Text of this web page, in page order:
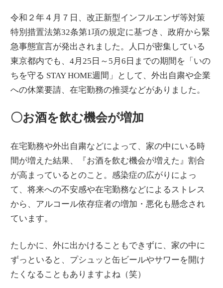
令和２年４月７日、改正新型インフルエンザ等対策
特別措置法第32条第1項の規定に基づき、政府から緊
急事態宣言が発出されました。人口が密集している
東京都内でも、4月25日～5月6日までの期間を「いの
ちを守る STAY HOME週間」として、外出自粛や企業
への休業要請、在宅勤務の推奨などがありました。
〇お酒を飲む機会が増加
在宅勤務や外出自粛などによって、家の中にいる時
間が増えた結果、『お酒を飲む機会が増えた』割合
が高まっているとのこと。感染症の広がりによっ
て、将来への不安感や在宅勤務などによるストレス
から、アルコール依存症者の増加・悪化も懸念され
ています。
たしかに、外に出かけることもできずに、家の中に
ずっといると、プシュッと缶ビールやサワーを開け
たくなることもありますよね（笑）